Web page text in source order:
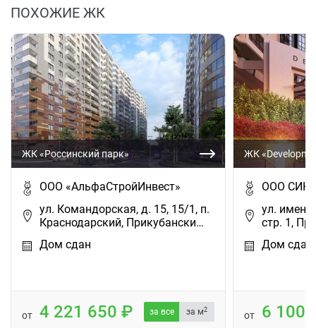
ПОХОЖИЕ ЖК
ЖК «Россинский парк»
ООО «АльфаСтройИнвест»
ул. Командорская, д. 15, 15/1, п.
Краснодарский, Прикубански…
Дом сдан
от 4 221 650 за все за м2
ЖК
ООО СИК
ул. имени
стр. 1,
Дом сдан
от 6 100